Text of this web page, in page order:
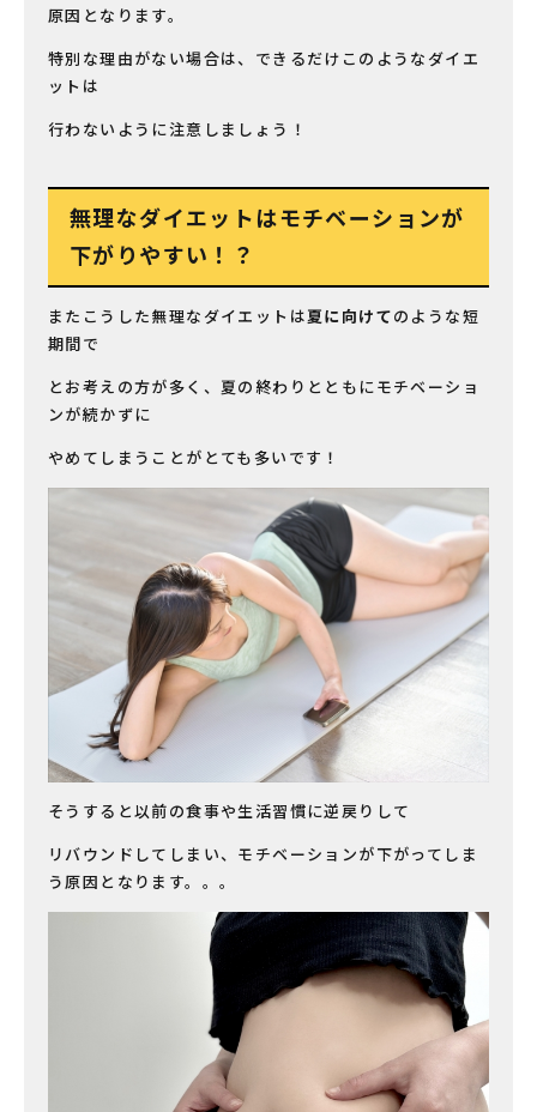
原因となります。
特別な理由がない場合は、できるだけこのようなダイエ
ットは
行わないように注意しましょう！
無理なダイエットはモチベーションが
下がりやすい！？
またこうした無理なダイエットは夏に向けてのような短
期間で
とお考えの方が多く、夏の終わりとともにモチベーショ
ンが続かずに
やめてしまうことがとても多いです！
そうすると以前の食事や生活習慣に逆戻りして
リバウンドしてしまい、モチベーションが下がってしま
う原因となります。。。